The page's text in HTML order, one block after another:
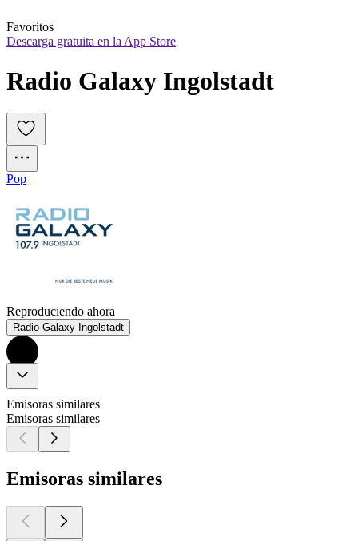
Favoritos
Descarga gratuita en la App Store
Radio Galaxy Ingolstadt
Pop
Reproduciendo ahora
Radio Galaxy Ingolstadt
Emisoras similares
Emisoras similares
Emisoras similares